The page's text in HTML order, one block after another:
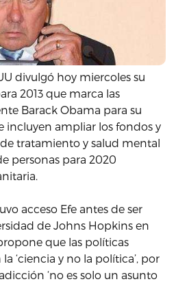
divulgó hoy miercoles su
2013 que marca las
Barack Obama para su
incluyen ampliar los fondos y
tratamiento y salud mental
personas para 2020
acceso Efe antes de ser
de Johns Hopkins en
que las políticas
‘ciencia y no la política’, por
‘no es solo un asunto